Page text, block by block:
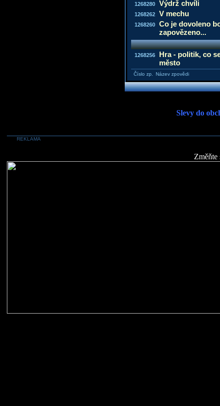
1268280 Výdrž chvíli
1268262 V mechu
1268260
Co je dovoleno
zapovězeno...
1268256
Hra - politik, co
město
Číslo zp. Název zpovědi
Slevy do
REKLAMA
Změňte